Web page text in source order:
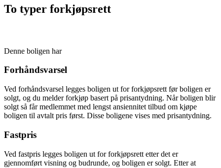
To typer forkjøpsrett
Denne boligen har
Forhåndsvarsel
Ved forhåndsvarsel legges boligen ut for forkjøpsrett før boligen er
solgt, og du melder forkjøp basert på prisantydning. Når boligen blir
solgt så får medlemmet med lengst ansiennitet tilbud om kjøpe
boligen til avtalt pris først. Disse boligene vises med prisantydning.
Fastpris
Ved fastpris legges boligen ut for forkjøpsrett etter det er
gjennomført visning og budrunde, og boligen er solgt. Etter at